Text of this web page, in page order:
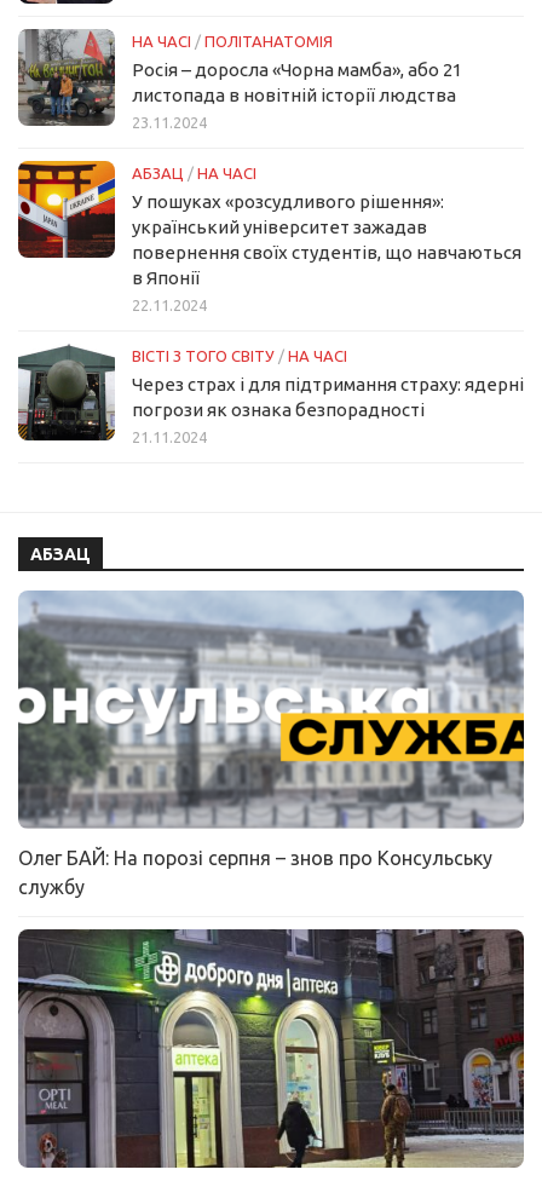
НА ЧАСІ / ПОЛІТАНАТОМІЯ
Росія – доросла «Чорна мамба», або 21
листопада в новітній історії людства
23.11.2024
АБЗАЦ / НА ЧАСІ
У пошуках «розсудливого рішення»:
український університет зажадав
повернення своїх студентів, що навчаються
в Японії
22.11.2024
ВІСТІ З ТОГО СВІТУ / НА ЧАСІ
Через страх і для підтримання страху: ядерні
погрози як ознака безпорадності
21.11.2024
АБЗАЦ
Олег БАЙ: На порозі серпня – знов про Консульську
службу